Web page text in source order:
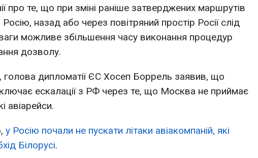
про те, що при зміні раніше затверджених маршрутів
назад або через повітряний простір Росії слід
можливе збільшення часу виконання процедур
дозволу.
голова дипломатії ЄС Хосеп Боррель заявив, що
ескалації з РФ через те, що Москва не приймає
авіарейси.
у Росію почали не пускати літаки авіакомпаній, які
Білорусі.